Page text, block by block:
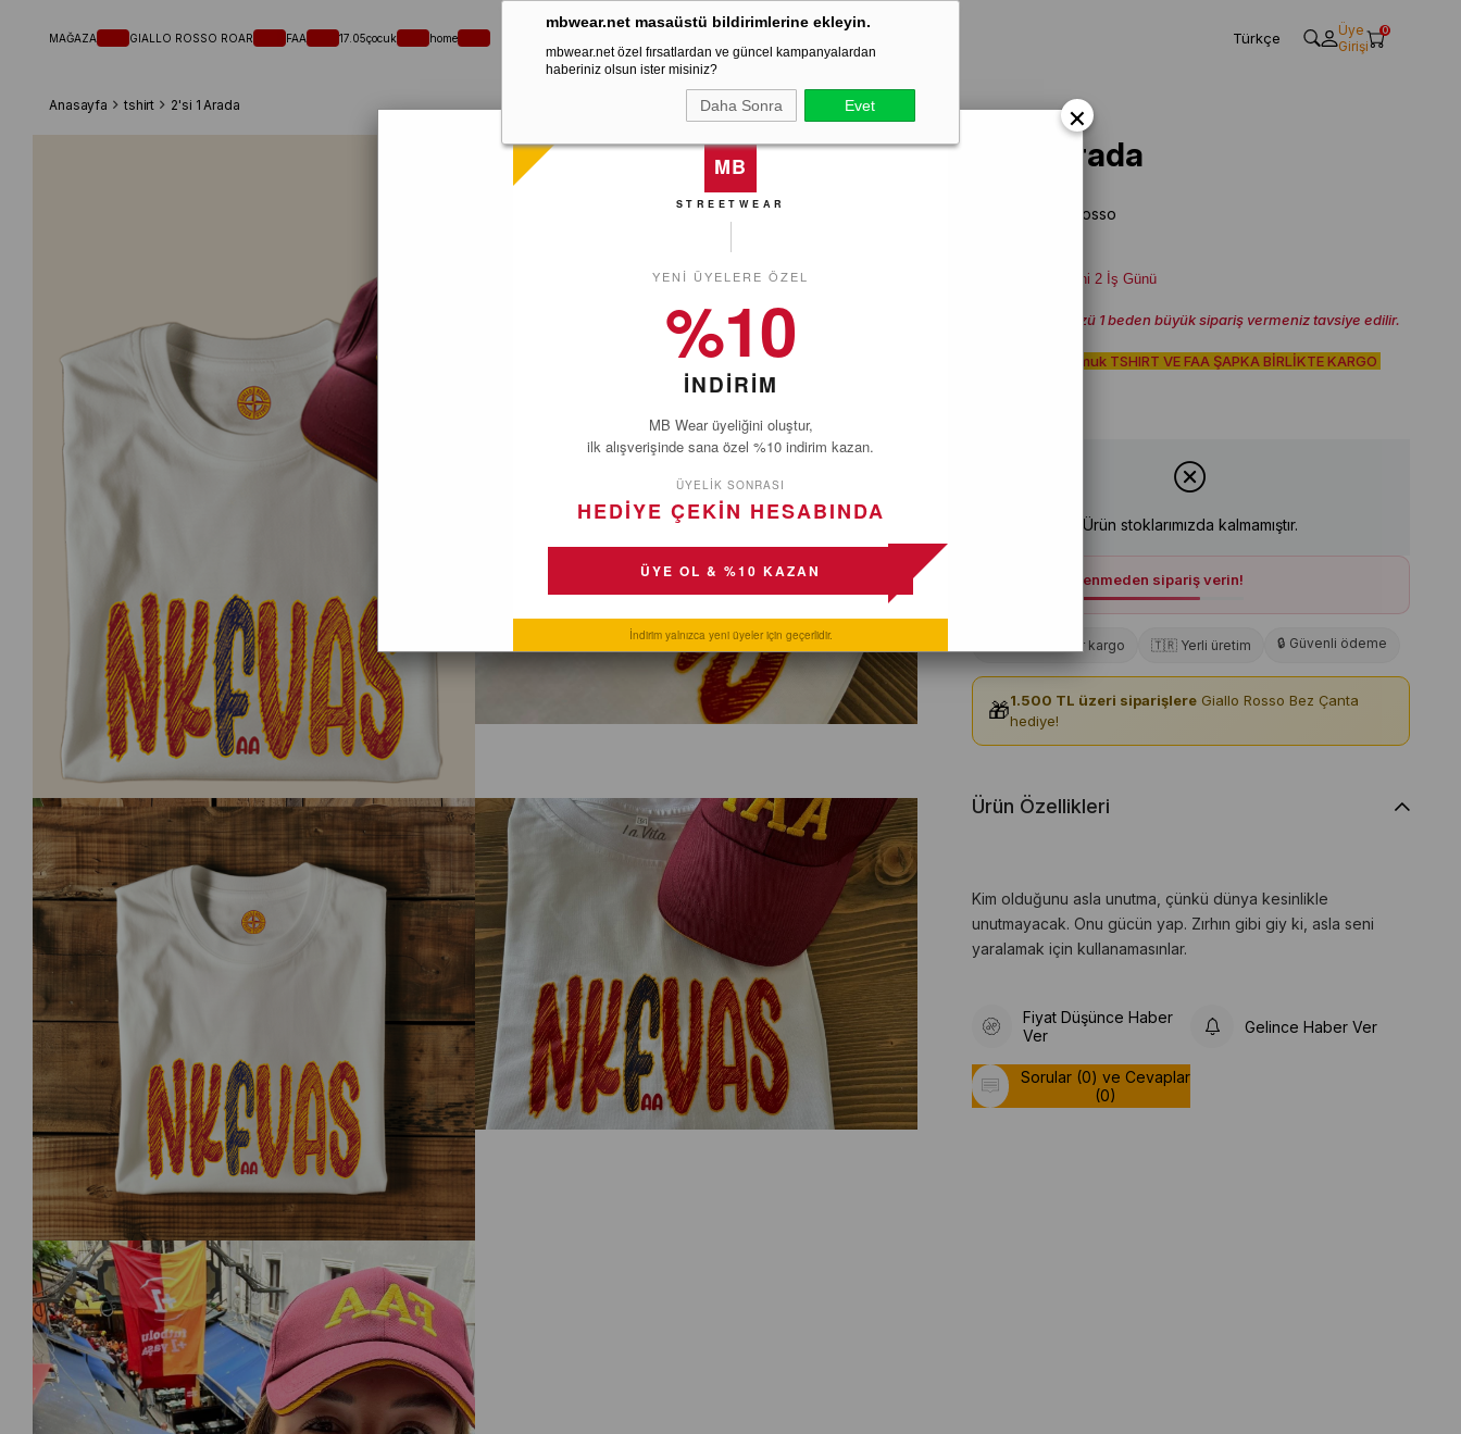
mbwear.net masaüstü bildirimlerine ekleyin.
mbwear.net özel fırsatlardan ve güncel kampanyalardan
haberiniz olsun ister misiniz?
Daha Sonra Evet
MAĞAZA GIALLO ROSSO ROAR FAA 17.05çocuk home Türkçe
Üye
Girişi
0
Anasayfa tshirt 2'si 1 Arada
2'si 1 Arada
Giallo Rosso
Kargo Tarihi 2 İş Günü
Tshirtünüzü 1 beden büyük sipariş vermeniz tavsiye edilir.
% 100 pamuk TSHIRT VE FAA ŞAPKA BİRLİKTE KARGO
Ürün stoklarımızda kalmamıştır.
Stoklar tükenmeden sipariş verin!
🚀 15:30'a kadar kargo 🇹🇷 Yerli üretim 🔒 Güvenli ödeme
🎁1.500 TL üzeri siparişlereGiallo Rosso Bez Çanta
hediye!
Ürün Özellikleri
Kim olduğunu asla unutma, çünkü dünya kesinlikle
unutmayacak. Onu gücün yap. Zırhın gibi giy ki, asla seni
yaralamak için kullanamasınlar.
Fiyat Düşünce Haber
Ver
Gelince Haber Ver
Sorular (0) ve Cevaplar
(0)
×
MB
STREETWEAR
YENI ÜYELERE ÖZEL
%10
İNDİRİM
MB Wear üyeliğini oluştur,
ilk alışverişinde sana özel %10 indirim kazan.
ÜYELIK SONRASI
HEDİYE ÇEKİN HESABINDA
ÜYE OL & %10 KAZAN
İndirim yalnızca yeni üyeler için geçerlidir.